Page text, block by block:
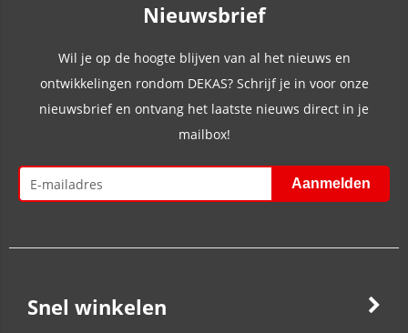
Nieuwsbrief
Wil je op de hoogte blijven van al het nieuws en
ontwikkelingen rondom DEKAS? Schrijf je in voor onze
nieuwsbrief en ontvang het laatste nieuws direct in je
mailbox!
Snel winkelen